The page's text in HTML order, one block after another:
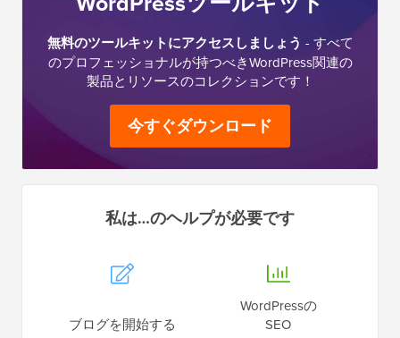
無料のツールキットにアクセスしましょう - すべて
のプロフェッショナルが持つべきWordPress関連の
製品とリソースのコレクションです！
今すぐダウンロード
私は…のヘルプが必要です
ブログを開始する
WordPressの
SEO